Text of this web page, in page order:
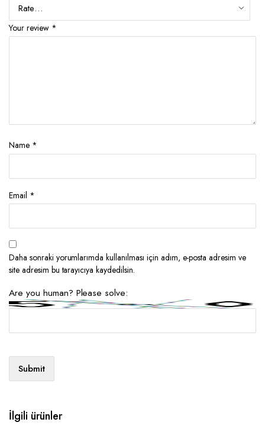
Your review *
Name *
Email *
Daha sonraki yorumlarımda kullanılması için adım, e-posta adresim ve
site adresim bu tarayıcıya kaydedilsin.
Are you human? Please solve:
İlgili ürünler